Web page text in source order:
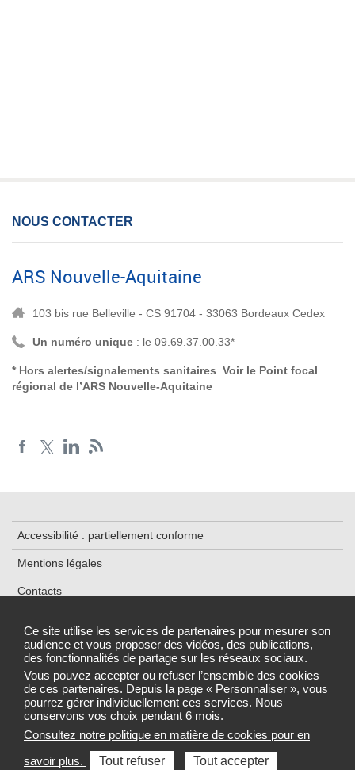
Ce site utilise les services de partenaires pour mesurer son
audience et vous proposer des vidéos, des publications,
des fonctionnalités de partage sur les réseaux sociaux.
Vous pouvez accepter ou refuser l’ensemble des cookies
de ces partenaires. Depuis la page « Personnaliser », vous
pourrez gérer individuellement ces services. Nous
conservons vos choix pendant 6 mois.
Consultez notre politique en matière de cookies pour en
savoir plus.
Tout refuser Tout accepter
NOUS CONTACTER
ARS Nouvelle-Aquitaine
103 bis rue Belleville - CS 91704 - 33063 Bordeaux Cedex
Un numéro unique : le 09.69.37.00.33*
* Hors alertes/signalements sanitaires Voir le Point focal
régional de l’ARS Nouvelle-Aquitaine
Accessibilité : partiellement conforme
Mentions légales
Contacts
Données personnelles et cookies
Gestion des cookies
Sélectionnez une région pour accéder au site de votre Agence